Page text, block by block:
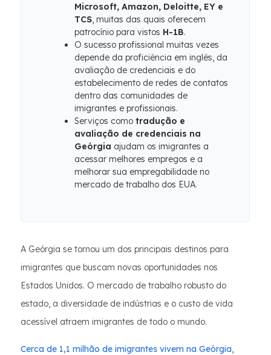
Microsoft, Amazon, Deloitte, EY e
TCS, muitas das quais oferecem
patrocínio para vistos H-1B.
O sucesso profissional muitas vezes
depende da proficiência em inglês, da
avaliação de credenciais e do
estabelecimento de redes de contatos
dentro das comunidades de
imigrantes e profissionais.
Serviços como tradução e
avaliação de credenciais na
Geórgia ajudam os imigrantes a
acessar melhores empregos e a
melhorar sua empregabilidade no
mercado de trabalho dos EUA.
A Geórgia se tornou um dos principais destinos para
imigrantes que buscam novas oportunidades nos
Estados Unidos. O mercado de trabalho robusto do
estado, a diversidade de indústrias e o custo de vida
acessível atraem imigrantes de todo o mundo.
Cerca de 1,1 milhão de imigrantes vivem na Geórgia,